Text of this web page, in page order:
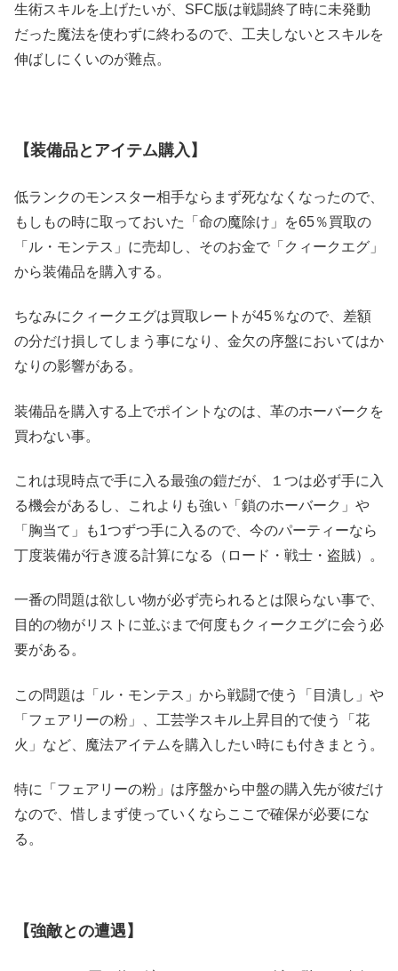
生術スキルを上げたいが、SFC版は戦闘終了時に未発動
だった魔法を使わずに終わるので、工夫しないとスキルを
伸ばしにくいのが難点。
【装備品とアイテム購入】
低ランクのモンスター相手ならまず死ななくなったので、
もしもの時に取っておいた「命の魔除け」を65％買取の
「ル・モンテス」に売却し、そのお金で「クィークエグ」
から装備品を購入する。
ちなみにクィークエグは買取レートが45％なので、差額
の分だけ損してしまう事になり、金欠の序盤においてはか
なりの影響がある。
装備品を購入する上でポイントなのは、革のホーバークを
買わない事。
これは現時点で手に入る最強の鎧だが、１つは必ず手に入
る機会があるし、これよりも強い「鎖のホーバーク」や
「胸当て」も1つずつ手に入るので、今のパーティーなら
丁度装備が行き渡る計算になる（ロード・戦士・盗賊）。
一番の問題は欲しい物が必ず売られるとは限らない事で、
目的の物がリストに並ぶまで何度もクィークエグに会う必
要がある。
この問題は「ル・モンテス」から戦闘で使う「目潰し」や
「フェアリーの粉」、工芸学スキル上昇目的で使う「花
火」など、魔法アイテムを購入したい時にも付きまとう。
特に「フェアリーの粉」は序盤から中盤の購入先が彼だけ
なので、惜しまず使っていくならここで確保が必要にな
る。
【強敵との遭遇】